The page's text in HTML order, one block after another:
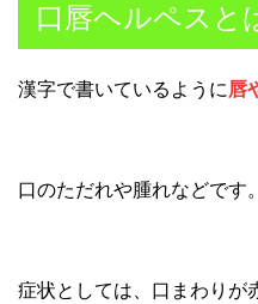
口唇ヘルペスと
漢字で書いているように唇
口のただれや腫れなどです。
症状としては、口まわりが